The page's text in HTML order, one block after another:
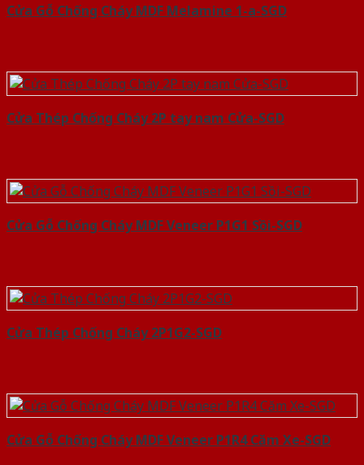
Cửa Gỗ Chống Cháy MDF Melamine 1-a-SGD
Cửa Thép Chống Cháy 2P tay nam Cửa-SGD
Cửa Gỗ Chống Cháy MDF Veneer P1G1 Sồi-SGD
Cửa Thép Chống Cháy 2P1G2-SGD
Cửa Gỗ Chống Cháy MDF Veneer P1R4 Căm Xe-SGD